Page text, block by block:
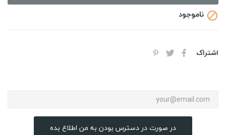
 ناموجود
اشتراک
در صورت در دسترس بودن به من اطلاع بده